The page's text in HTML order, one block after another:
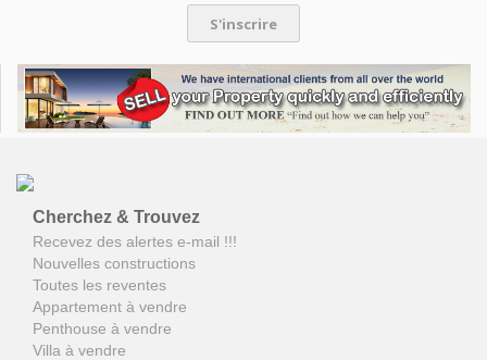
S'inscrire
Cherchez & Trouvez
Recevez des alertes e-mail !!!
Nouvelles constructions
Toutes les reventes
Appartement à vendre
Penthouse à vendre
Villa à vendre